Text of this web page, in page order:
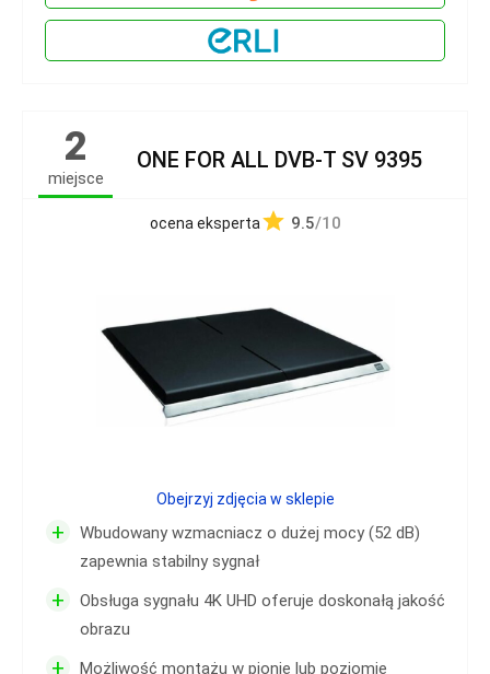
2
miejsce
ONE FOR ALL DVB-T SV 9395
ocena eksperta 9.5/10
+
Wbudowany wzmacniacz o dużej mocy (52 dB)
zapewnia stabilny sygnał
+
Obsługa sygnału 4K UHD oferuje doskonałą jakość
obrazu
+
Możliwość montażu w pionie lub poziomie
Obejrzyj zdjęcia w sklepie